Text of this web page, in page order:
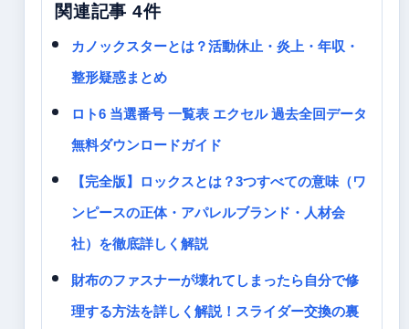
関連記事 4件
カノックスターとは？活動休止・炎上・年収・
整形疑惑まとめ
ロト6 当選番号 一覧表 エクセル 過去全回データ
無料ダウンロードガイド
【完全版】ロックスとは？3つすべての意味（ワ
ンピースの正体・アパレルブランド・人材会
社）を徹底詳しく解説
財布のファスナーが壊れてしまったら自分で修
理する方法を詳しく解説！スライダー交換の裏